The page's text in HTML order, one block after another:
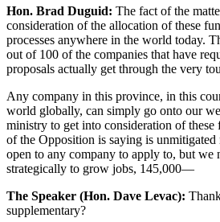
Hon. Brad Duguid: The fact of the
consideration of the allocation of these
processes anywhere in the world today.
out of 100 of the companies that have
proposals actually get through the very
Any company in this province, in this
world globally, can simply go onto our
ministry to get into consideration of these
of the Opposition is saying is unmitigated
open to any company to apply to, but we
strategically to grow jobs, 145,000—
The Speaker (Hon. Dave Levac):
supplementary?